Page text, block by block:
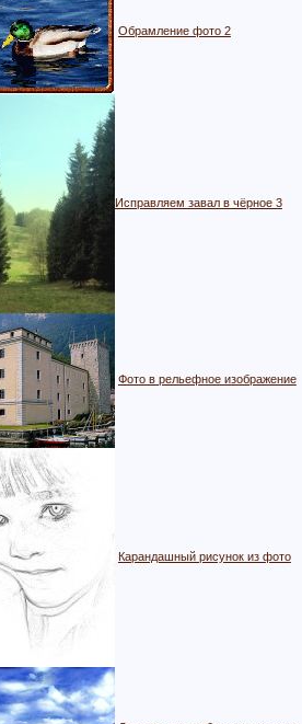
Обрамление фото 2
Исправляем завал в чёрное 3
Фото в рельефное изображение
Карандашный рисунок из фото